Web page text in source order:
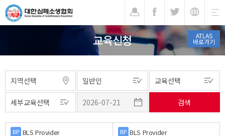
ATLAS
바로가기
교육신청
BP BLS Provider BP BLS Provider